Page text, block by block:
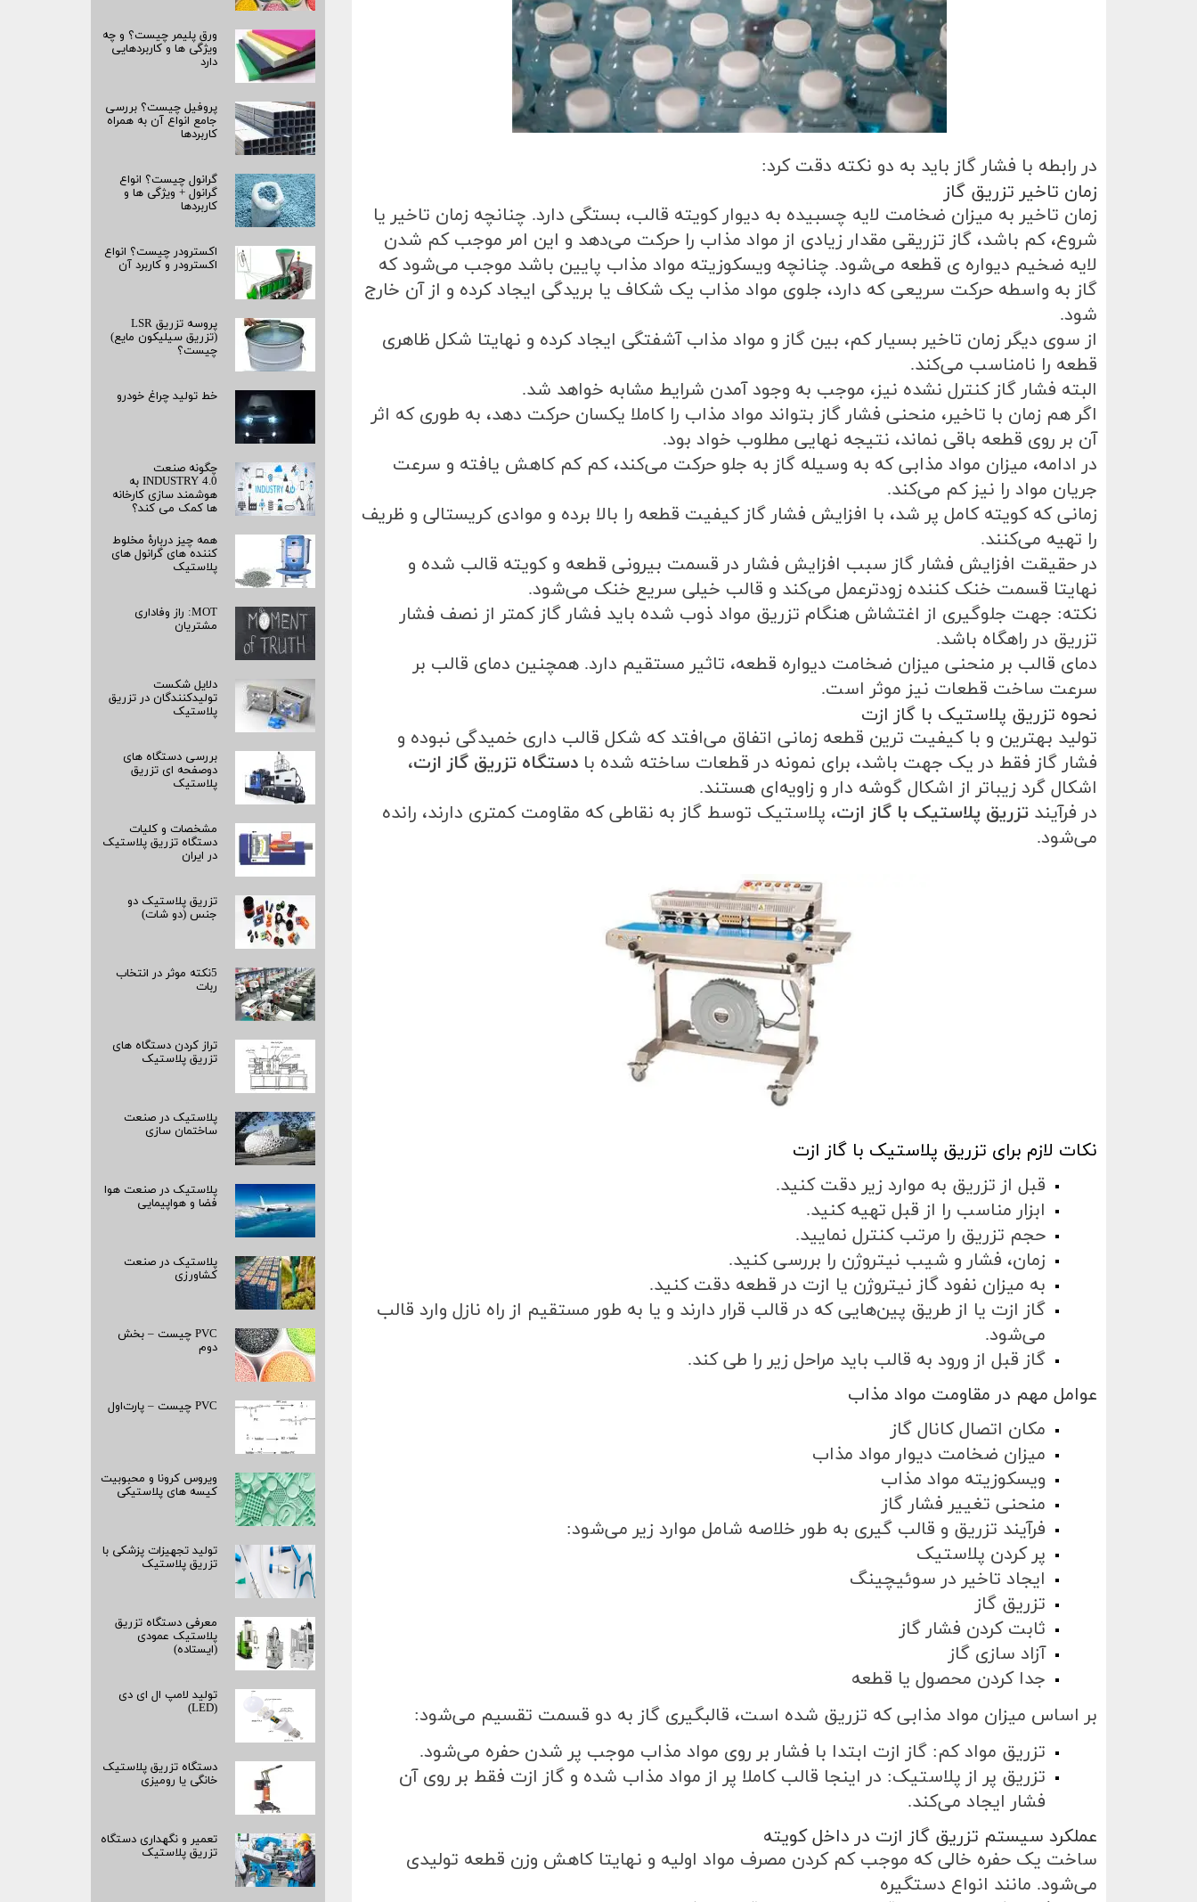
در رابطه با فشار گاز باید به دو نکته دقت کرد:
زمان تاخیر تزریق گاز
زمان تاخیر به میزان ضخامت لایه چسبیده به دیوار کویته قالب، بستگی دارد. چنانچه زمان تاخیر یا
شروع، کم باشد، گاز تزریقی مقدار زیادی از مواد مذاب را حرکت می‌دهد و این امر موجب کم شدن
لایه ضخیم دیواره ی قطعه می‌شود. چنانچه ویسکوزیته مواد مذاب پایین باشد موجب می‌شود که
گاز به واسطه حرکت سریعی که دارد، جلوی مواد مذاب یک شکاف یا بریدگی ایجاد کرده و از آن خارج
شود.
از سوی دیگر زمان تاخیر بسیار کم، بین گاز و مواد مذاب آشفتگی ایجاد کرده و نهایتا شکل ظاهری
قطعه را نامناسب می‌کند.
البته فشار گاز کنترل نشده نیز، موجب به وجود آمدن شرایط مشابه خواهد شد.
اگر هم زمان با‌ تاخیر، منحنی فشار گاز بتواند مواد مذاب را کاملا یکسان حرکت دهد، به طوری که اثر
آن بر روی قطعه باقی نماند، نتیجه نهایی مطلوب خواد بود.
در ادامه، میزان مواد مذابی که به وسیله گاز به جلو حرکت می‌کند، کم کم کاهش یافته و سرعت
جریان مواد را نیز کم می‌کند.
زمانی که کویته کامل پر شد، با افزایش فشار گاز‌ کیفیت قطعه را بالا برده و موادی کریستالی و ظریف
را تهیه می‌کنند.
در حقیقت افزایش فشار گاز سبب افزایش فشار در قسمت بیرونی قطعه و کویته قالب شده و
نهایتا قسمت خنک کننده زودترعمل می‌کند و قالب خیلی سریع خنک می‌شود.
نکته: جهت جلوگیری از اغتشاش هنگام تزریق مواد ذوب شده باید فشار گاز کمتر از نصف فشار
تزریق در راهگاه باشد.
دمای قالب بر منحنی میزان ضخامت دیواره قطعه، تاثیر مستقیم دارد. همچنین دمای قالب بر
سرعت ساخت قطعات نیز موثر است.
نحوه تزریق پلاستیک با گاز ازت
تولید بهترین و با کیفیت ترین قطعه زمانی اتفاق می‌افتد که شکل قالب داری خمیدگی نبوده و
فشار گاز فقط در یک جهت باشد، برای نمونه در قطعات ساخته شده با دستگاه تزریق گاز ازت،
اشکال گرد زیباتر از اشکال گوشه دار و زاویه‌ای هستند.
در فرآیند تزریق پلاستیک با گاز ازت، پلاستیک توسط گاز به نقاطی که مقاومت کمتری دارند، رانده
می‌شود.
نکات لازم برای تزریق پلاستیک با گاز ازت
قبل از تزریق به موارد زیر دقت کنید.
ابزار مناسب را از قبل تهیه کنید.
حجم تزریق را مرتب کنترل‌ نمایید.
زمان، فشار و شیب نیتروژن را بررسی کنید.
به میزان نفود گاز نیتروژن یا ازت در قطعه دقت کنید.
گاز ازت یا از طریق پین‌هایی که در قالب قرار دارند و یا به طور مستقیم از راه نازل وارد قالب
می‌شود.
گاز قبل از ورود به قالب باید مراحل زیر را طی کند.
عوامل مهم در مقاومت مواد مذاب
مکان اتصال کانال گاز
میزان ضخامت دیوار مواد مذاب
ویسکوزیته مواد مذاب‌
منحنی تغییر فشار گاز
فرآیند تزریق و قالب گیری به طور خلاصه شامل موارد زیر می‌شود:
پر کردن پلاستیک
ایجاد تاخیر‌ در سوئیچینگ
تزریق گاز
ثابت کردن فشار گاز
آزاد سازی گاز
جدا کردن محصول یا قطعه
بر اساس میزان مواد مذابی که تزریق شده است، قالبگیری‌ گاز به دو قسمت تقسیم می‌شود:
تزریق مواد کم: گاز ازت ابتدا با فشار بر روی مواد مذاب موجب پر شدن حفره می‌شود.
تزریق پر از پلاستیک: در اینجا قالب کاملا پر از مواد مذاب شده و گاز ازت فقط بر روی آن
فشار ایجاد می‌کند.
عملکرد سیستم تزریق گاز ازت در داخل کویته
ساخت یک حفره خالی که موجب کم کردن مصرف مواد اولیه و نهایتا کاهش وزن قطعه تولیدی
می‌شود. مانند انواع دستگیره
ورق پلیمر چیست؟ و چه
ویژگی ها و کاربردهایی
دارد
پروفیل چیست؟ بررسی
جامع انواع آن به همراه
کاربردها
گرانول چیست؟ انواع
گرانول + ویژگی ها و
کاربردها
اکسترودر چیست؟ انواع
اکسترودر و کاربرد آن
پروسه تزریق LSR
(تزریق سیلیکون مایع)
چیست؟
خط تولید چراغ خودرو
چگونه صنعت
INDUSTRY 4.0 به
هوشمند سازی کارخانه
ها کمک می کند؟
همه چیز دربارۀ مخلوط
کننده های گرانول های
پلاستیک
MOT: راز وفاداری
مشتریان
دلایل شکست
تولیدکنندگان در تزریق
پلاستیک
بررسی دستگاه های
دوصفحه ای تزریق
پلاستیک
مشخصات و کلیات
دستگاه تزریق پلاستیک
در ایران
تزریق پلاستیک دو
جنس (دو شات)
5نکته موثر در انتخاب
ربات
تراز کردن دستگاه های
تزریق پلاستیک
پلاستیک در صنعت
ساختمان سازی
پلاستیک در صنعت هوا
فضا و هواپیمایی
پلاستیک در صنعت
کشاورزی
PVC چیست – بخش
دوم
PVC چیست – پارت‌اول
ویروس کرونا و محبوبیت
کیسه­ های پلاستیکی
تولید تجهیزات پزشکی با
تزریق پلاستیک
معرفی دستگاه تزریق
پلاستیک عمودی
(ایستاده)
تولید لامپ ال ای دی
(LED)
دستگاه تزریق پلاستیک
خانگی یا رومیزی
تعمیر و نگهداری دستگاه
تزریق پلاستیک